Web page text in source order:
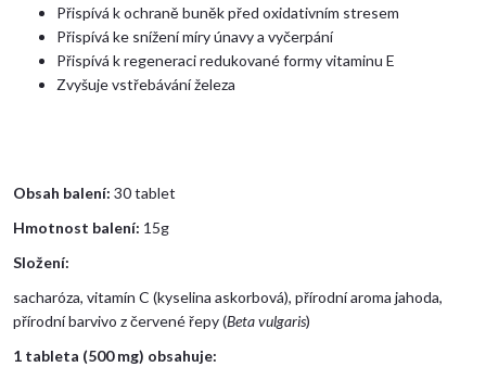
Přispívá k ochraně buněk před oxidativním stresem
Přispívá ke snížení míry únavy a vyčerpání
Přispívá k regeneraci redukované formy vitaminu E
Zvyšuje vstřebávání železa
Obsah balení: 30 tablet
Hmotnost balení: 15g
Složení:
sacharóza, vitamín C (kyselina askorbová), přírodní aroma jahoda,
přírodní barvivo z červené řepy (Beta vulgaris)
1 tableta (500 mg) obsahuje: